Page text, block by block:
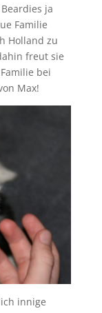
ja
Familie
Holland zu
freut sie
bei
Max!
innige